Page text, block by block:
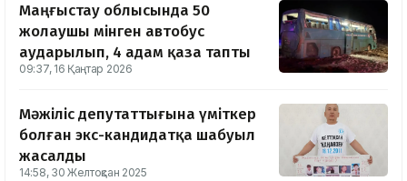
Маңғыстау облысында 50
жолаушы мінген автобус
аударылып, 4 адам қаза тапты
09:37, 16 Қаңтар 2026
Мәжіліс депутаттығына үміткер
болған экс-кандидатқа шабуыл
жасалды
14:58, 30 Желтоқсан 2025